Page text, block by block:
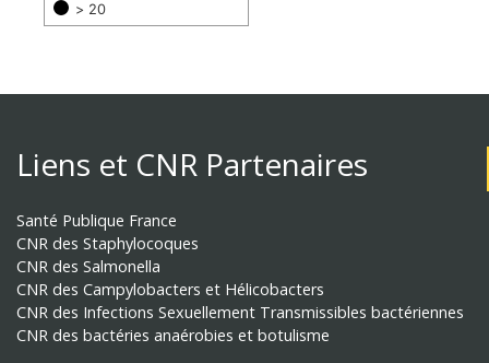
> 20
Liens et CNR Partenaires
Santé Publique France
CNR des Staphylocoques
CNR des Salmonella
CNR des Campylobacters et Hélicobacters
CNR des Infections Sexuellement Transmissibles bactériennes
CNR des bactéries anaérobies et botulisme